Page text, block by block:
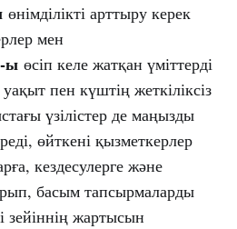
өнімділікті арттыру керек
мен
ы өсіп келе жатқан үміттерді
пен күштің жеткіліксіз
үзілістер де маңызды
өйткені қызметкерлер
кездесулерге және
басым тапсырмаларды
зейіннің жартысын